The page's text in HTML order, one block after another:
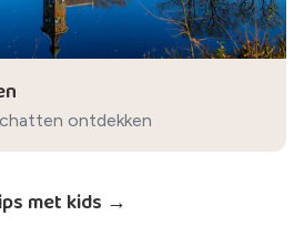
ontdekken
met kids →